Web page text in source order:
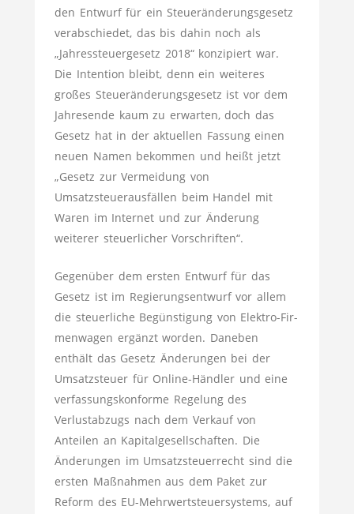
den Entwurf für ein Steueränderungsgesetz
verabschiedet, das bis dahin noch als
„Jahressteuergesetz 2018“ konzipiert war.
Die Intention bleibt, denn ein weiteres
großes Steueränderungsgesetz ist vor dem
Jahresende kaum zu erwarten, doch das
Gesetz hat in der aktuellen Fassung einen
neuen Namen bekommen und heißt jetzt
„Gesetz zur Vermeidung von
Umsatzsteuerausfällen beim Handel mit
Waren im Internet und zur Änderung
weiterer steuerlicher Vorschriften“.
Gegenüber dem ersten Entwurf für das
Gesetz ist im Regierungsentwurf vor allem
die steuerliche Begünstigung von Elektro-Fir­
men­wagen ergänzt worden. Daneben
enthält das Gesetz Änderungen bei der
Umsatzsteuer für Online-Händler und eine
verfassungskonforme Regelung des
Verlustabzugs nach dem Verkauf von
Anteilen an Kapitalgesellschaften. Die
Änderungen im Umsatzsteuerrecht sind die
ersten Maßnahmen aus dem Paket zur
Reform des EU-Mehrwertsteuersystems, auf